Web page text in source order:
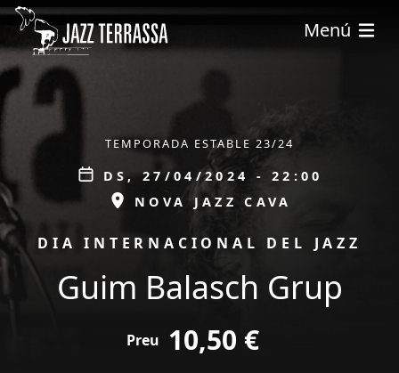
Vés al contingut
Menú
ÀMBIT TEMPORADA ESTABLE 23/24
Data
DS, 27/04/2024 - 22:00
ESPAI
NOVA JAZZ CAVA
PROMOCIÓ
DIA INTERNACIONAL DEL JAZZ
Guim Balasch Grup
Preu 10,50 €